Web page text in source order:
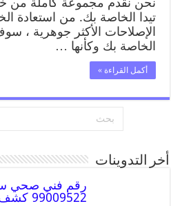
تيدا الخاصة بك. من استعادة
الإصلاحات الأكثر جوهرية ،
الخاصة بك وكأنها …
أكمل القراءة »
أخر التدوينات
99009522 كشف تسربات وتسليك مجاري